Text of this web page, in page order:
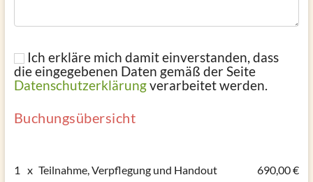
Ich erkläre mich damit einverstanden, dass
die eingegebenen Daten gemäß der Seite
Datenschutzerklärungverarbeitet werden.
Buchungsübersicht
1 x Teilnahme, Verpflegung und Handout 690,00 €